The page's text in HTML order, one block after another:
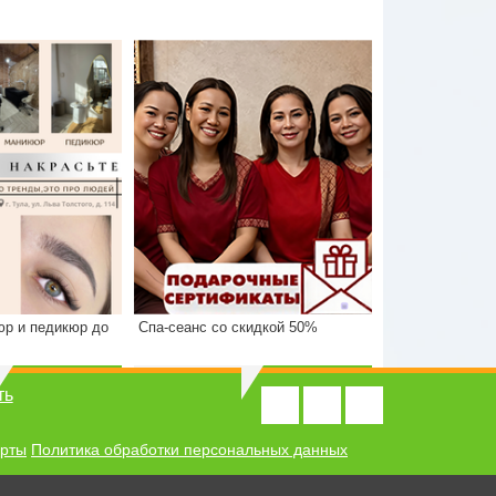
2500 р.
и педикюр до
Стоимость
4200 р.
Спа-сеанс со скидкой 50%
2100 р.
Политика обработки персональных данных